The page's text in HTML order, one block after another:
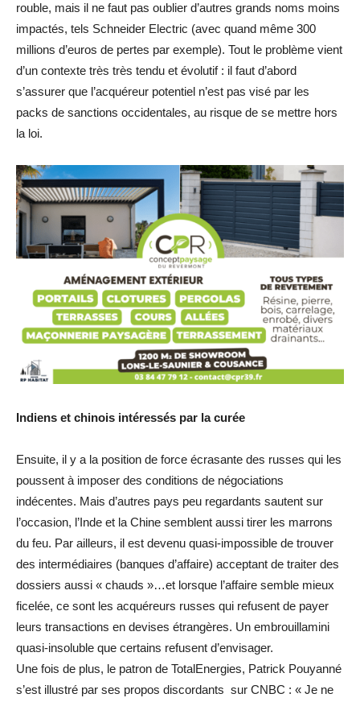
rouble, mais il ne faut pas oublier d’autres grands noms moins
impactés, tels Schneider Electric (avec quand même 300
millions d’euros de pertes par exemple). Tout le problème vient
d’un contexte très très tendu et évolutif : il faut d’abord
s’assurer que l’acquéreur potentiel n’est pas visé par les
packs de sanctions occidentales, au risque de se mettre hors
la loi.
Indiens et chinois intéressés par la curée
Ensuite, il y a la position de force écrasante des russes qui les
poussent à imposer des conditions de négociations
indécentes. Mais d’autres pays peu regardants sautent sur
l’occasion, l’Inde et la Chine semblent aussi tirer les marrons
du feu. Par ailleurs, il est devenu quasi-impossible de trouver
des intermédiaires (banques d’affaire) acceptant de traiter des
dossiers aussi « chauds »…et lorsque l’affaire semble mieux
ficelée, ce sont les acquéreurs russes qui refusent de payer
leurs transactions en devises étrangères. Un embrouillamini
quasi-insoluble que certains refusent d’envisager.
Une fois de plus, le patron de TotalEnergies, Patrick Pouyanné
s’est illustré par ses propos discordants sur CNBC : « Je ne